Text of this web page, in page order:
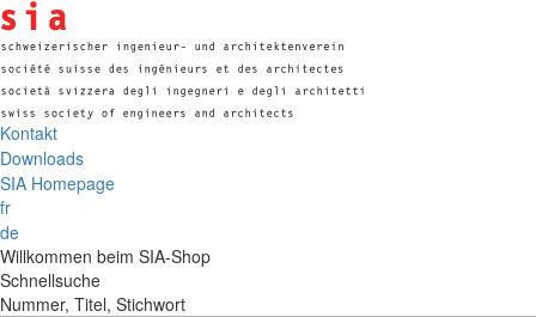
Kontakt
Downloads
SIA Homepage
fr
de
Willkommen beim SIA-Shop
Schnellsuche
Nummer, Titel, Stichwort